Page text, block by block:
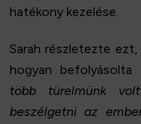
hatékony kezelése.
Sarah részletezte
hogyan befolyásolta
több türelmünk
beszélgetni az